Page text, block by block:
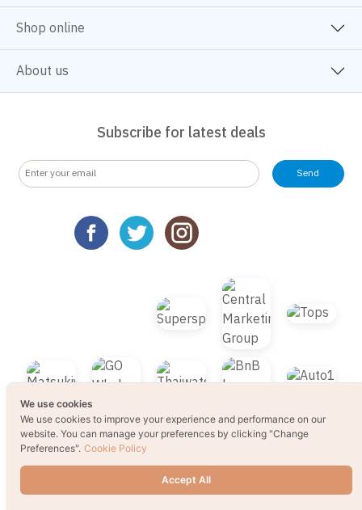
Shop online
About us
Subscribe for latest deals
Send
We use cookies
Accept All
Change Preferences